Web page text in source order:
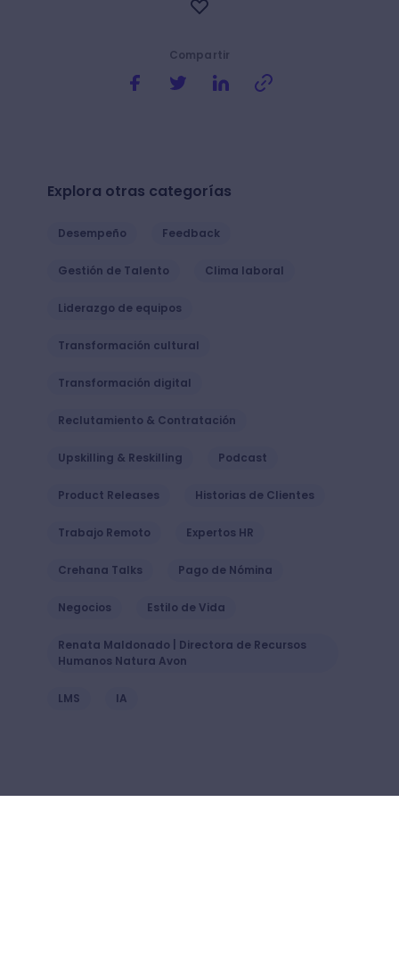
Compartir
Explora otras categorías
Desempeño Feedback
Gestión de Talento Clima laboral
Liderazgo de equipos
Transformación cultural
Transformación digital
Reclutamiento & Contratación
Upskilling & Reskilling Podcast
Product Releases Historias de Clientes
Trabajo Remoto Expertos HR
Crehana Talks Pago de Nómina
Negocios Estilo de Vida
Renata Maldonado | Directora de Recursos
Humanos Natura Avon
LMS IA